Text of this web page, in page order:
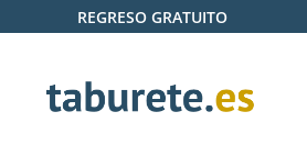
al contenido principal
Saltar a la búsqueda
Saltar a la navegación principal
REGRESO GRATUITO